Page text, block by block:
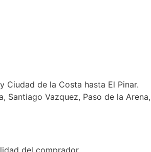
Ciudad de la Costa hasta El Pinar.
Vazquez, Paso de la
del comprador.